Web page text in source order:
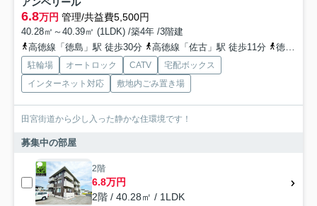
6.8万円 管理/共益費5,500円
40.28㎡～40.39㎡ (1LDK) /築4年 /3階建
高徳線「徳島」駅 徒歩30分
高徳線「佐古」駅 徒歩11分 徳島線「蔵本」駅 徒歩24分
駐輪場 オートロック CATV
宅配ボックス
インターネット対応
敷地内ごみ置き場
田宮街道から少し入った静かな住環境です！
募集中の部屋
2階
6.8万円
2階 / 40.28㎡ / 1LDK